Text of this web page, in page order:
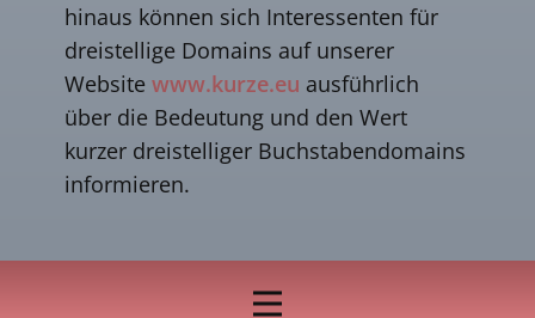
hinaus können sich Interessenten für
dreistellige Domains auf unserer
Website www.kurze.eu ausführlich
über die Bedeutung und den Wert
kurzer dreistelliger Buchstabendomains
informieren.